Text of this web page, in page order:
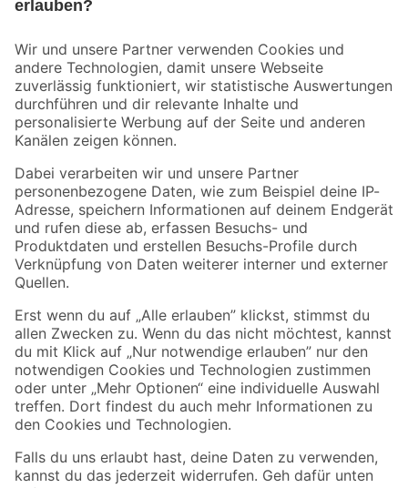
Der toom Newsletter: Keine Angebote und Aktionen mehr verpassen!
Zur Newsletter Anmeldung
Folge uns
Zahlungsarten Versandarten
Sicher einkaufen
Jetzt die toom-App herunterladen
Alle Preisangaben in EUR inkl. gesetzl. MwSt.. Die dargestellten Angebote sind unter